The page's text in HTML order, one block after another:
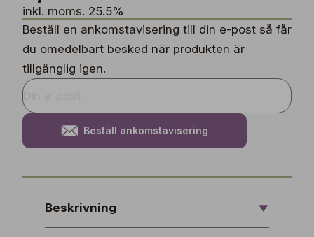
inkl. moms. 25.5%
Beställ en ankomstavisering till din e-post så får
du omedelbart besked när produkten är
tillgänglig igen.
Beställ ankomstavisering
Beskrivning